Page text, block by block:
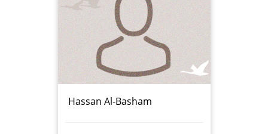
Hassan Al-Basham